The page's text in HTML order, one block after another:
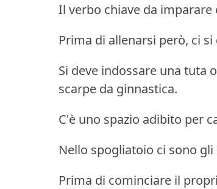
Il verbo chiave da imparare
Prima di allenarsi però, ci
Si deve indossare una tuta
scarpe da ginnastica.
C'è uno spazio adibito per
Nello spogliatoio ci sono
Prima di cominciare il